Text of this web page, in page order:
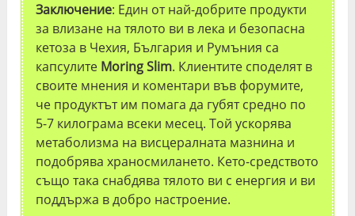
Заключение: Един от най-добрите продукти
за влизане на тялото ви в лека и безопасна
кетоза в Чехия, България и Румъния са
капсулите Moring Slim. Клиентите споделят в
своите мнения и коментари във форумите,
че продуктът им помага да губят средно по
5-7 килограма всеки месец. Той ускорява
метаболизма на висцералната мазнина и
подобрява храносмилането. Кето-средството
също така снабдява тялото ви с енергия и ви
поддържа в добро настроение.